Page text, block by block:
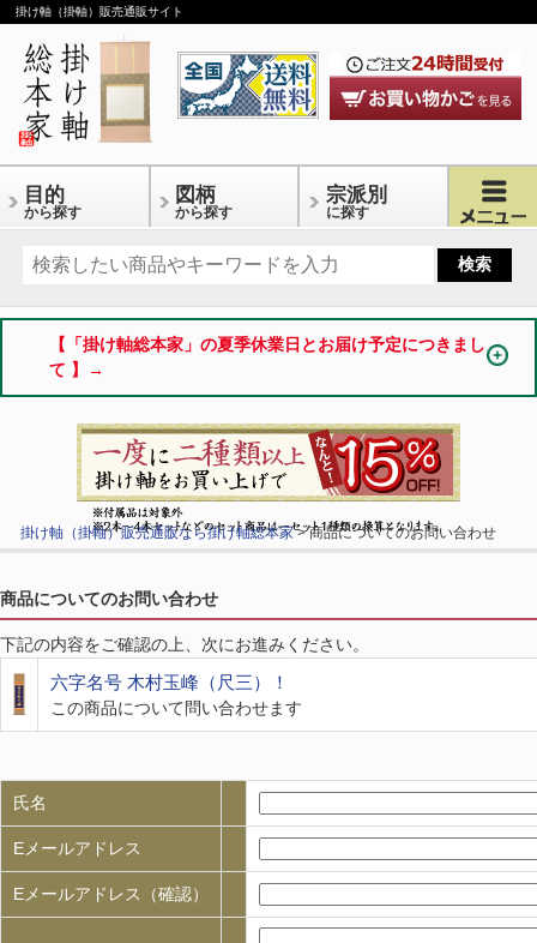
掛け軸（掛軸）販売通販サイト
目的
から探す
図柄
から探す
宗派別
に探す
【「掛け軸総本家」の夏季休業日とお届け予定につきまし
て 】→
掛け軸（掛軸）販売通販なら掛け軸総本家> 商品についてのお問い合わせ
商品についてのお問い合わせ
下記の内容をご確認の上、次にお進みください。
六字名号 木村玉峰（尺三）！
この商品について問い合わせます
氏名
Eメールアドレス
Eメールアドレス（確認）